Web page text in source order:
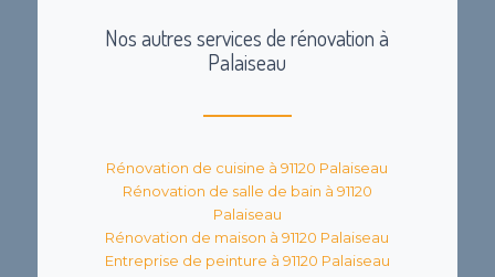
Nos autres services de rénovation à
Palaiseau
Rénovation de cuisine à 91120 Palaiseau
Rénovation de salle de bain à 91120
Palaiseau
Rénovation de maison à 91120 Palaiseau
Entreprise de peinture à 91120 Palaiseau